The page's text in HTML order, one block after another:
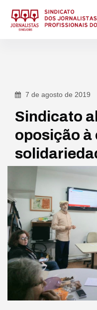
7 de agosto de 2019
Sindicato
oposição à